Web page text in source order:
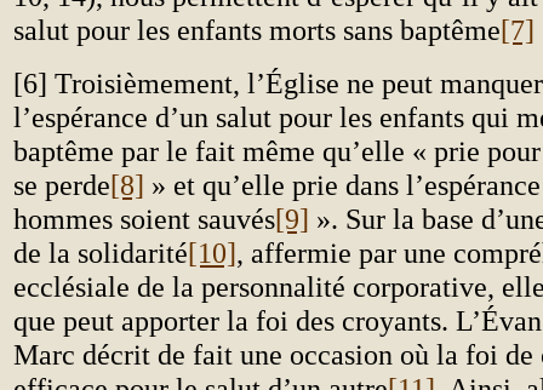
salut pour les enfants morts sans baptême[7]
[6] Troisièmement, l’Église ne peut
l’espérance d’un salut pour les enfants qui
baptême par le fait même qu’elle « prie
se perde[8] » et qu’elle prie dans
hommes soient sauvés[9] ». Sur la base
de la solidarité[10], affermie par une
ecclésiale de la personnalité corporative,
que peut apporter la foi des croyants.
Marc décrit de fait une occasion où la foi de